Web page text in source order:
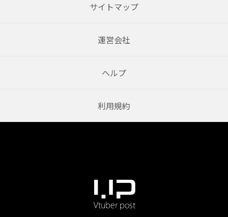
サイトマップ
運営会社
ヘルプ
利用規約